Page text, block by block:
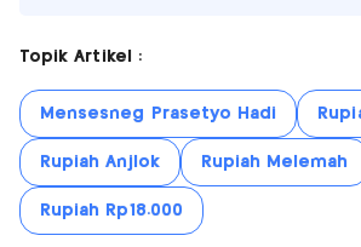
Topik Artikel :
Mensesneg Prasetyo Hadi
Rupiah Anjlok Rupiah Melemah
Rupiah Rp18.000